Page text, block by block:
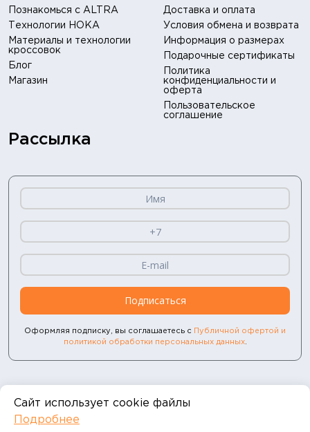
Познакомься с ALTRA
Технологии HOKA
Материалы и технологии
кроссовок
Блог
Магазин
Доставка и оплата
Условия обмена и возврата
Информация о размерах
Подарочные сертификаты
Политика
конфиденциальности и
оферта
Пользовательское
соглашение
Рассылка
Подписаться
Оформляя подписку, вы соглашаетесь с
Публичной офертой и
политикой обработки персональных данных.
Адрес для юридически
Сайт использует cookie файлы
Подробнее